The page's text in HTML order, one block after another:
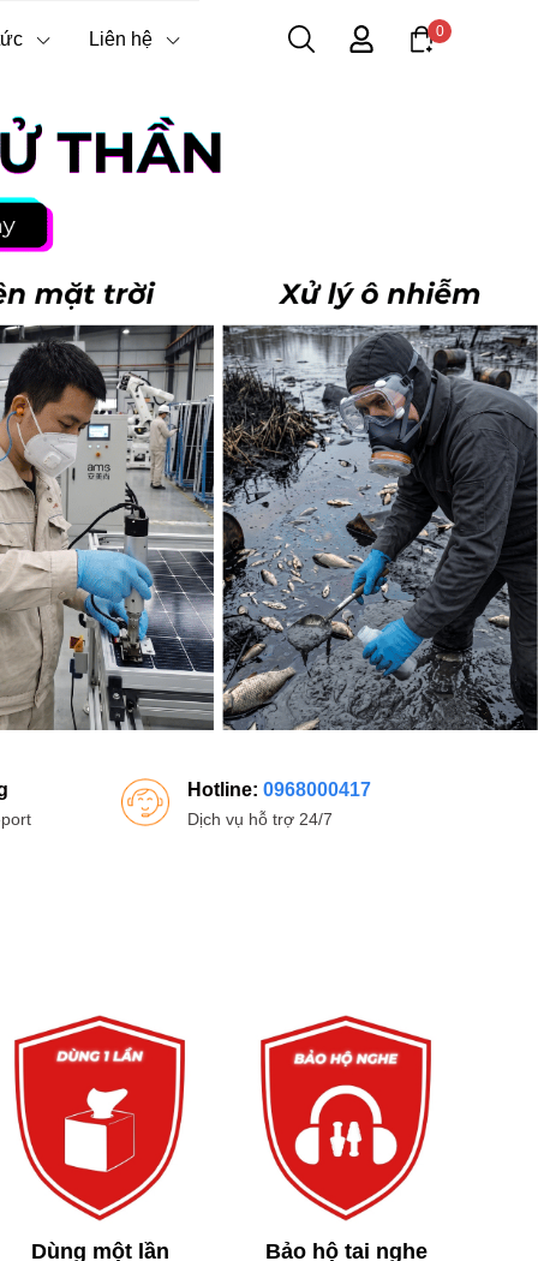
Liên hệ 0
Hotline: 0968000417
Dịch vụ hỗ trợ 24/7
Dùng một lần Bảo hộ tai nghe